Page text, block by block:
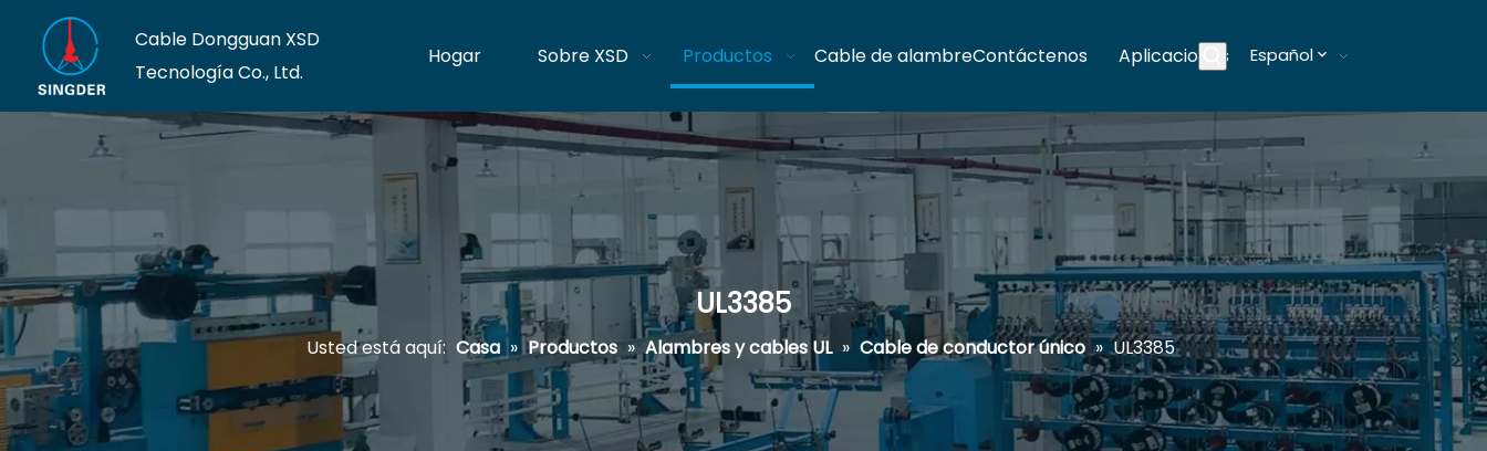
Cable Dongguan XSD
Tecnología Co., Ltd.
Hogar Sobre XSD Productos Cable de alambreContáctenos Aplicaciones Blogs
Español
UL3385
Usted está aquí: Casa » Productos » Alambres y cables UL » Cable de conductor único » UL3385